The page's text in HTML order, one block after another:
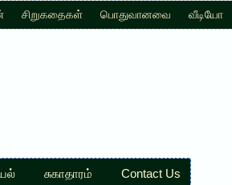
சிறுகதைகள் பொதுவானவை வீடியோ
சுகாதாரம் Contact Us